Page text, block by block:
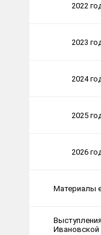
2022
2023
2024
2025
2026
Материалы
Ивановской